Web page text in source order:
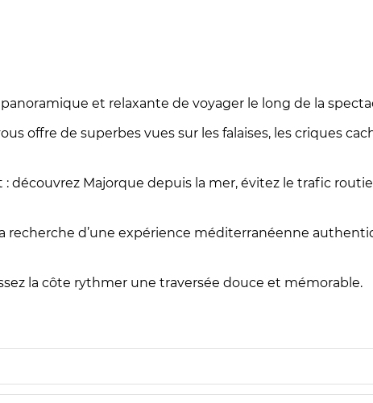
et relaxante de voyager le long de la
offre de superbes vues sur les falaises, les criques
Majorque depuis la mer, évitez le trafic
recherche d’une expérience méditerranéenne
la côte rythmer une traversée douce et mémorable.